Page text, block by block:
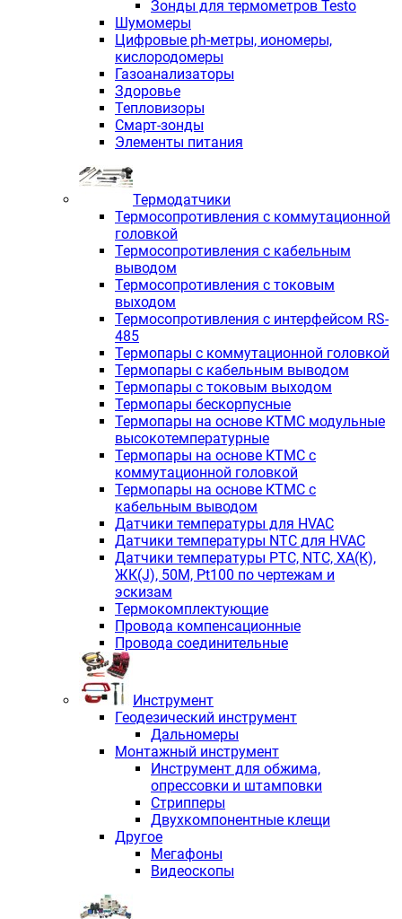
Зонды для термометров Testo
Шумомеры
Цифровые ph-метры, иономеры,
кислородомеры
Газоанализаторы
Здоровье
Тепловизоры
Смарт-зонды
Элементы питания
Термодатчики
Термосопротивления с коммутационной
головкой
Термосопротивления с кабельным
выводом
Термосопротивления с токовым
выходом
Термосопротивления с интерфейсом RS-
485
Термопары с коммутационной головкой
Термопары с кабельным выводом
Термопары с токовым выходом
Термопары бескорпусные
Термопары на основе КТМС модульные
высокотемпературные
Термопары на основе КТМС с
коммутационной головкой
Термопары на основе КТМС с
кабельным выводом
Датчики температуры для HVAC
Датчики температуры NTC для HVAC
Датчики температуры PTС, NTC, ХА(К),
ЖК(J), 50М, Pt100 по чертежам и
эскизам
Термокомплектующие
Провода компенсационные
Провода соединительные
Инструмент
Геодезический инструмент
Дальномеры
Монтажный инструмент
Инструмент для обжима,
опрессовки и штамповки
Стрипперы
Двухкомпонентные клещи
Другое
Мегафоны
Видеоскопы